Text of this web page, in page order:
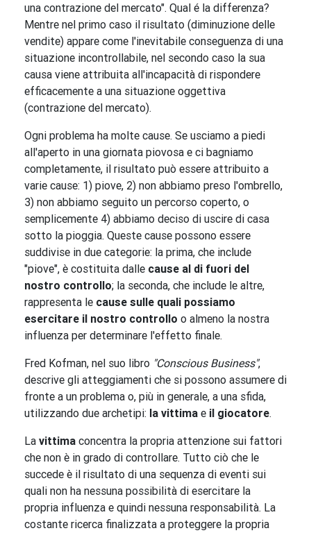
una contrazione del mercato". Qual é la differenza?
Mentre nel primo caso il risultato (diminuzione delle
vendite) appare come l'inevitabile conseguenza di una
situazione incontrollabile, nel secondo caso la sua
causa viene attribuita all'incapacità di rispondere
efficacemente a una situazione oggettiva
(contrazione del mercato).
Ogni problema ha molte cause. Se usciamo a piedi
all'aperto in una giornata piovosa e ci bagniamo
completamente, il risultato può essere attribuito a
varie cause: 1) piove, 2) non abbiamo preso l'ombrello,
3) non abbiamo seguito un percorso coperto, o
semplicemente 4) abbiamo deciso di uscire di casa
sotto la pioggia. Queste cause possono essere
suddivise in due categorie: la prima, che include
"piove", è costituita dalle cause al di fuori del
nostro controllo; la seconda, che include le altre,
rappresenta le cause sulle quali possiamo
esercitare il nostro controllo o almeno la nostra
influenza per determinare l'effetto finale.
Fred Kofman, nel suo libro "Conscious Business",
descrive gli atteggiamenti che si possono assumere di
fronte a un problema o, più in generale, a una sfida,
utilizzando due archetipi: la vittima e il giocatore.
La vittima concentra la propria attenzione sui fattori
che non è in grado di controllare. Tutto ciò che le
succede è il risultato di una sequenza di eventi sui
quali non ha nessuna possibilità di esercitare la
propria influenza e quindi nessuna responsabilità. La
costante ricerca finalizzata a proteggere la propria